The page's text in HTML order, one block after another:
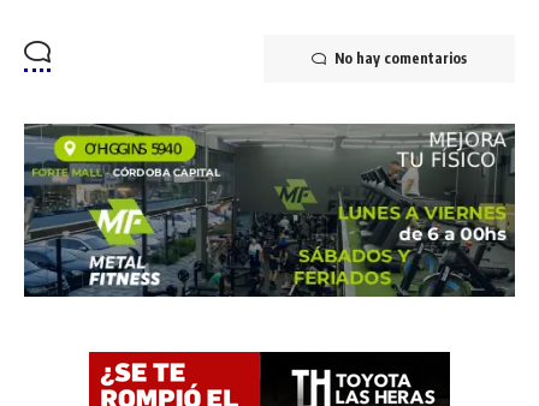
No hay comentarios